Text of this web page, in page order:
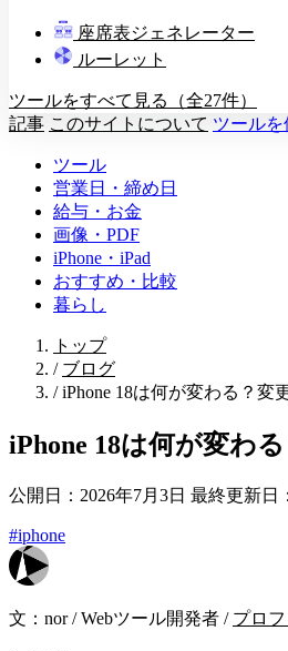
教壇
座席表ジェネレーター
ルーレット
ツールをすべて見る（全27件）
記事 このサイトについて ツールを
ツール
営業日・締め日
給与・お金
画像・PDF
iPhone・iPad
おすすめ・比較
暮らし
トップ
/ ブログ
/ iPhone 18は何が変わる？変
iPhone 18は何が変わ
公開日：2026年7月3日 最終更新日
#iphone
文： nor /Webツール開発者 / プロ